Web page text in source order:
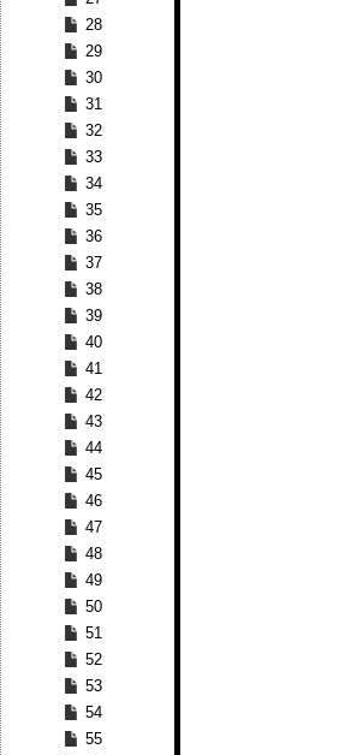
28
29
30
31
32
33
34
35
36
37
38
39
40
41
42
43
44
45
46
47
48
49
50
51
52
53
54
55